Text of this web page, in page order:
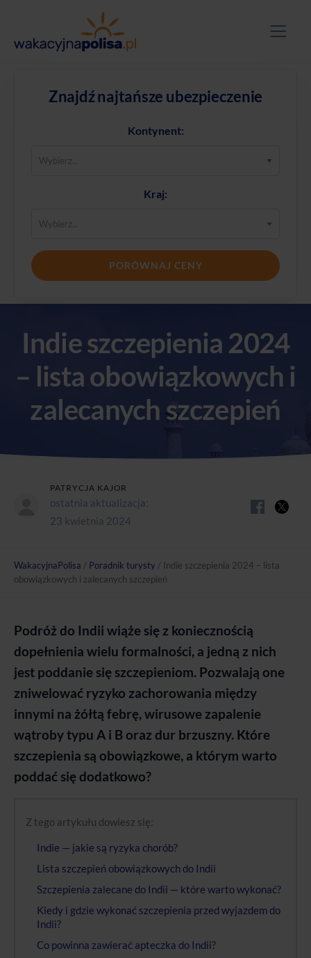
Znajdź najtańsze ubezpieczenie
Kontynent:
Kraj:
PORÓWNAJ CENY
Indie szczepienia 2024
– lista obowiązkowych i
zalecanych szczepień
PATRYCJA KAJOR
ostatnia aktualizacja:
23 kwietnia 2024
WakacyjnaPolisa / Poradnik turysty / Indie szczepienia 2024 – lista
obowiązkowych i zalecanych szczepień
Podróż do Indii wiąże się z koniecznością
dopełnienia wielu formalności, a jedną z nich
jest poddanie się szczepieniom. Pozwalają one
zniwelować ryzyko zachorowania między
innymi na żółtą febrę, wirusowe zapalenie
wątroby typu A i B oraz dur brzuszny. Które
szczepienia są obowiązkowe, a którym warto
poddać się dodatkowo?
Z tego artykułu dowiesz się:
Indie — jakie są ryzyka chorób?
Lista szczepień obowiązkowych do Indii
Szczepienia zalecane do Indii — które warto wykonać?
Kiedy i gdzie wykonać szczepienia przed wyjazdem do
Indii?
Co powinna zawierać apteczka do Indii?